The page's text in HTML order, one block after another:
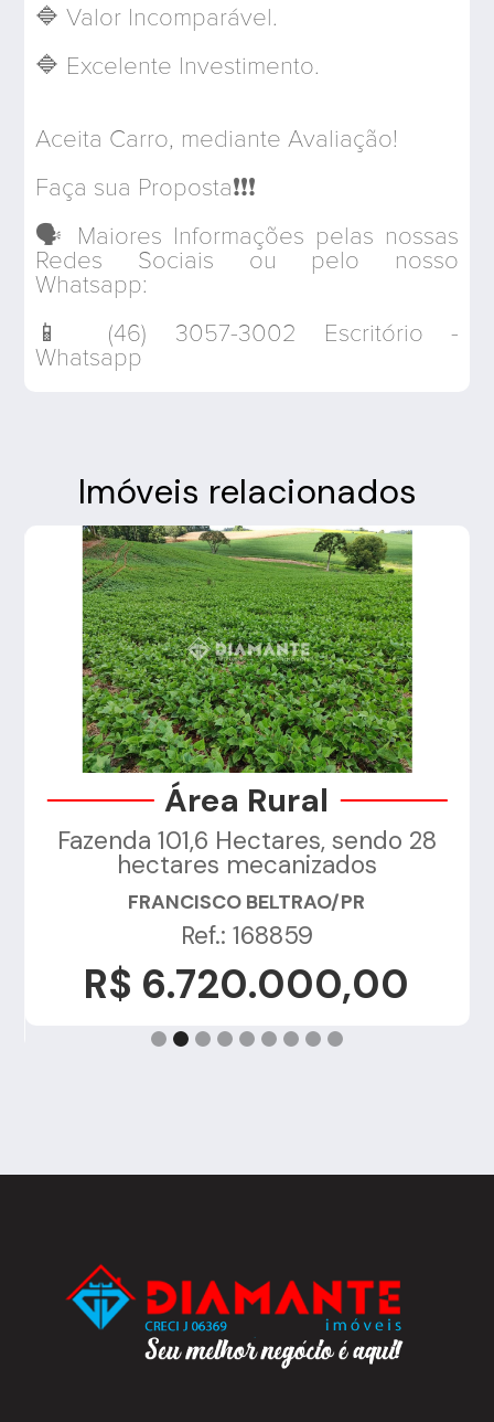
🔷 Valor Incomparável.
🔷 Excelente Investimento.
Aceita Carro, mediante Avaliação!
Faça sua Proposta❗️❗️❗️
🗣 Maiores Informações pelas nossas
Redes Sociais ou pelo nosso
Whatsapp:
📱 (46) 3057-3002 Escritório -
Whatsapp
Imóveis relacionados
Área Rural
Fazenda 101,6 Hectares, sendo 28
hectares mecanizados
FRANCISCO BELTRAO/PR
Ref.: 168859
R$ 6.720.000,00